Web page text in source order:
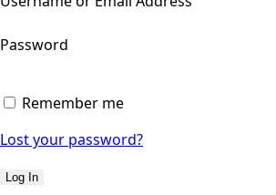
Password
Remember me
Lost your password?